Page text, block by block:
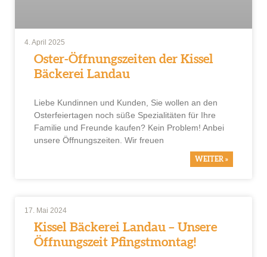
Oster-Öffnungszeiten der Kissel
Bäckerei Landau
Liebe Kundinnen und Kunden, Sie wollen an den
Osterfeiertagen noch süße Spezialitäten für Ihre
Familie und Freunde kaufen? Kein Problem! Anbei
unsere Öffnungszeiten. Wir freuen
WEITER »
4. April 2025
Kissel Bäckerei Landau – Unsere
Öffnungszeit Pfingstmontag!
17. Mai 2024